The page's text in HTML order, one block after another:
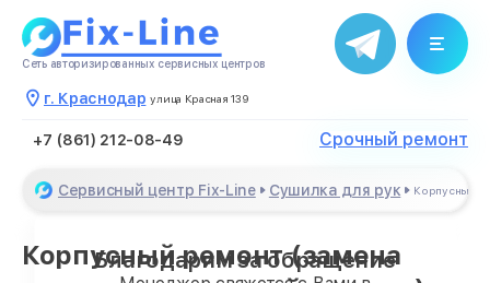
Сеть авторизированных сервисных центров
г. Краснодар улица Красная 139
+7 (861) 212-08-49 Срочный ремонт
Сервисный центр Fix-Line Сушилка для рук Корпусный
Корпусный ремонт (замена
Благодарим за обращение